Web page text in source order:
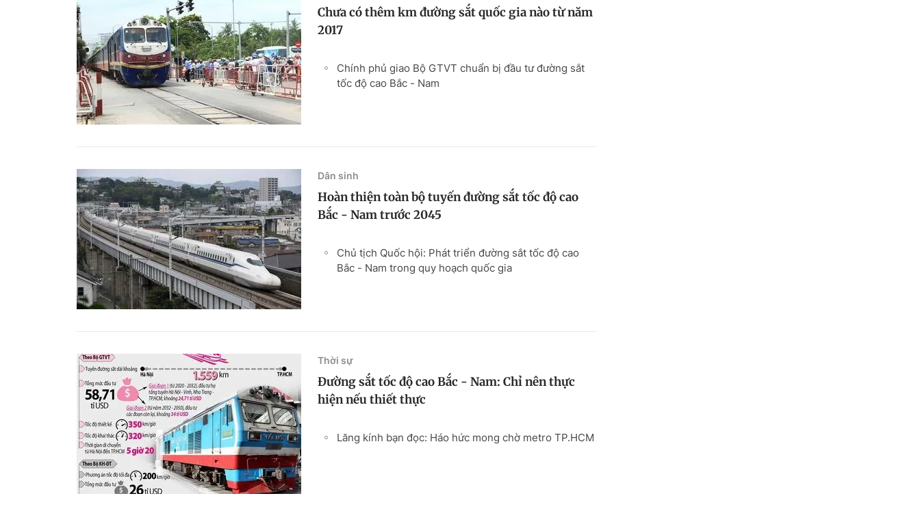
Chưa có thêm km đường sắt quốc gia nào từ năm
2017
Chính phủ giao Bộ GTVT chuẩn bị đầu tư đường sắt
tốc độ cao Bắc - Nam
Dân sinh
Hoàn thiện toàn bộ tuyến đường sắt tốc độ cao
Bắc - Nam trước 2045
Chủ tịch Quốc hội: Phát triển đường sắt tốc độ cao
Bắc - Nam trong quy hoạch quốc gia
Thời sự
Đường sắt tốc độ cao Bắc - Nam: Chỉ nên thực
hiện nếu thiết thực
Lăng kính bạn đọc: Háo hức mong chờ metro TP.HCM